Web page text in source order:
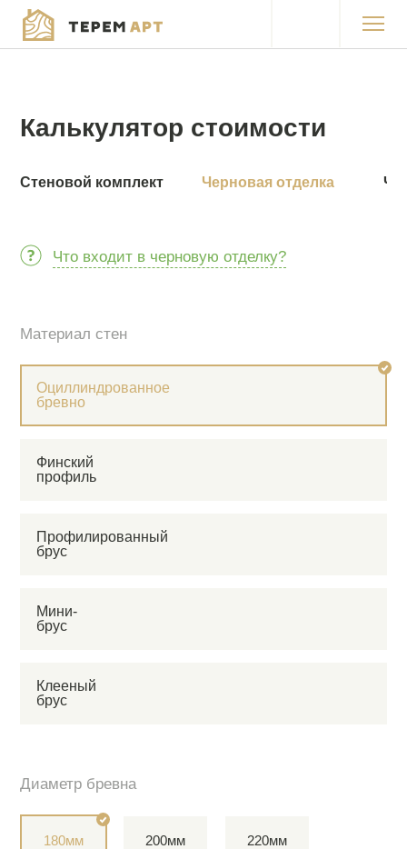
Работы
Контакты
Калькулятор стоимости
Стеновой комплект Черновая отделка
Что входит в черновую отделку?
Материал стен
Оциллиндрованное
бревно
Финский
профиль
Профилированный
брус
Мини-
брус
Клееный
брус
Диаметр бревна
180мм 200мм 220мм